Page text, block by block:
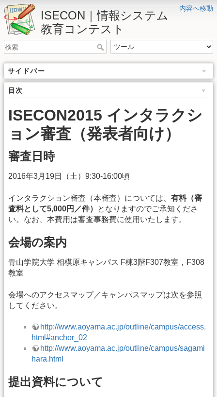
内容へ移動
ISECON｜情報システム
教育コンテスト
サイドバー
目次
ISECON2015 インタラクシ
ョン審査（発表者向け）
審査日時
2016年3月19日（土）9:30-16:00頃
インタラクション審査（本審査）については、 有料（審
査料として5,000円／件）
となりますのでご承知くださ
い。なお、本費用は審査事務費に使用いたします。
会場の案内
青山学院大学 相模原キャンパス F棟3階F307教室，F308
教室
会場へのアクセスマップ／キャンパスマップは次を参照
してください。
http://www.aoyama.ac.jp/outline/campus/access.
html#anchor_02
http://www.aoyama.ac.jp/outline/campus/sagami
hara.html
提出資料について